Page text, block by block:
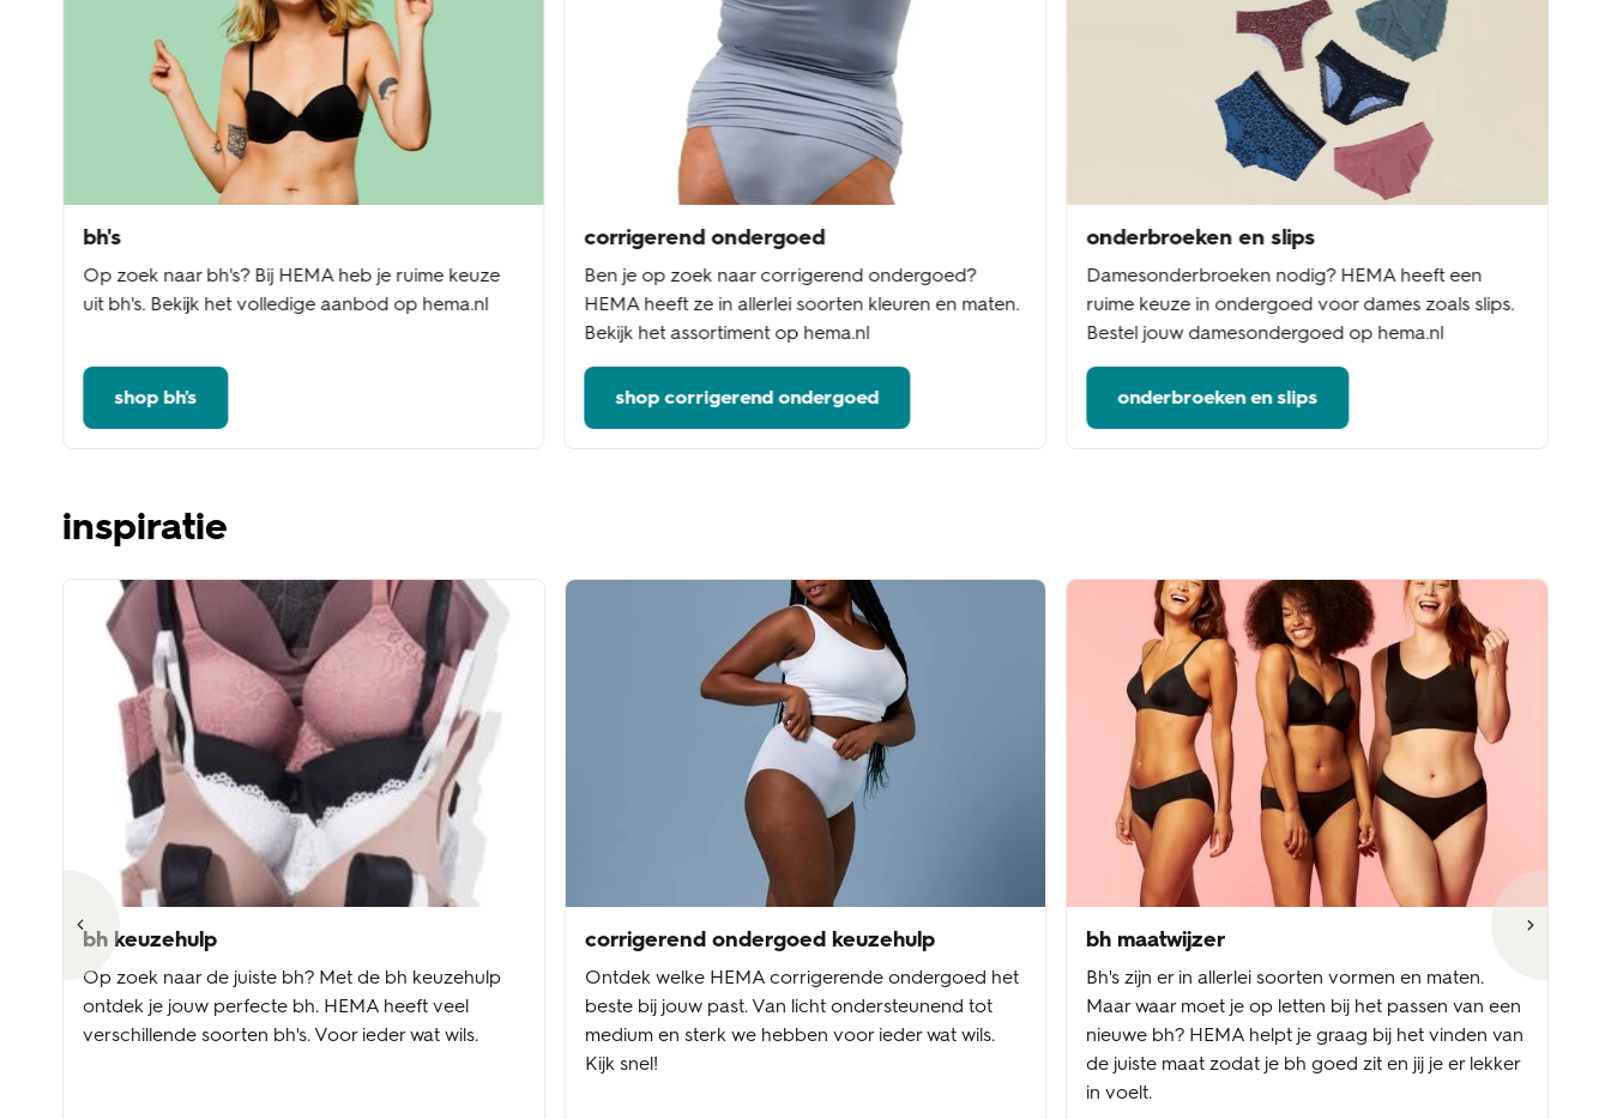
bh's
Op zoek naar bh's? Bij HEMA heb je ruime keuze
uit bh's. Bekijk het volledige aanbod op hema.nl
shop bh's
corrigerend ondergoed
Ben je op zoek naar corrigerend ondergoed?
HEMA heeft ze in allerlei soorten kleuren en maten.
Bekijk het assortiment op hema.nl
shop corrigerend ondergoed
onderbroeken en slips
Damesonderbroeken nodig? HEMA heeft een
ruime keuze in ondergoed voor dames zoals slips.
Bestel jouw damesondergoed op hema.nl
onderbroeken en slips
inspiratie
bh keuzehulp
Op zoek naar de juiste bh? Met de bh keuzehulp
ontdek je jouw perfecte bh. HEMA heeft veel
verschillende soorten bh's. Voor ieder wat wils.
corrigerend ondergoed keuzehulp
Ontdek welke HEMA corrigerende ondergoed het
beste bij jouw past. Van licht ondersteunend tot
medium en sterk we hebben voor ieder wat wils.
Kijk snel!
bh maatwijzer
Bh's zijn er in allerlei soorten vormen en maten.
Maar waar moet je op letten bij het passen van een
nieuwe bh? HEMA helpt je graag bij het vinden van
de juiste maat zodat je bh goed zit en jij je er lekker
in voelt.